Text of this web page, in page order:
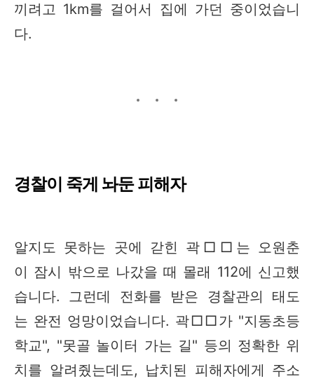
끼려고 1km를 걸어서 집에 가던 중이었습니
다.
경찰이 죽게 놔둔 피해자
알지도 못하는 곳에 갇힌 곽□□는 오원춘
이 잠시 밖으로 나갔을 때 몰래 112에 신고했
습니다. 그런데 전화를 받은 경찰관의 태도
는 완전 엉망이었습니다. 곽□□가 "지동초등
학교", "못골 놀이터 가는 길" 등의 정확한 위
치를 알려줬는데도, 납치된 피해자에게 주소